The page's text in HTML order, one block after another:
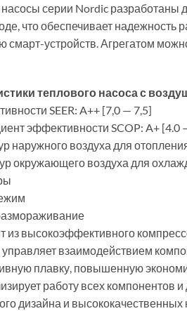
серии Nordic разработаны
что обеспечивает
устройств. Агрегатом
теплового насоса с
SEER: A++ [7,0 — 7,5]
эффективности SCOP: A+ [4.0
наружного воздуха для
окружающего воздуха для
из высокоэффективного
взаимодействием
плавку, повышенную
работу всех компонентов
дизайна и высококачественных